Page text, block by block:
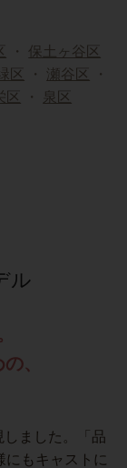
・ 保土ヶ谷区
区 ・ 瀬谷区
・
区 ・ 泉区
ル
、
しました。「品
もキャストに